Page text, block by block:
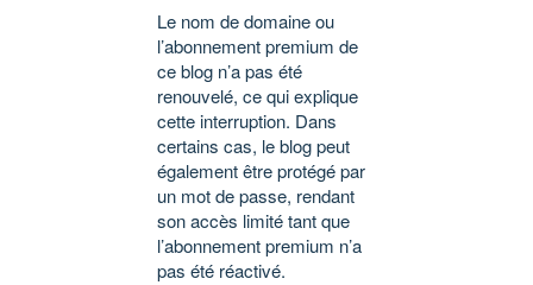
Le nom de domaine ou
l’abonnement premium de
ce blog n’a pas été
renouvelé, ce qui explique
cette interruption. Dans
certains cas, le blog peut
également être protégé par
un mot de passe, rendant
son accès limité tant que
l’abonnement premium n’a
pas été réactivé.